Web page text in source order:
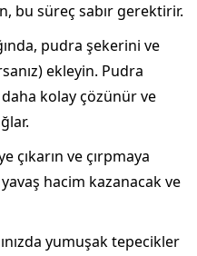
bu süreç sabır gerektirir.
pudra şekerini ve
ekleyin. Pudra
kolay çözünür ve
çıkarın ve çırpmaya
hacim kazanacak ve
yumuşak tepecikler